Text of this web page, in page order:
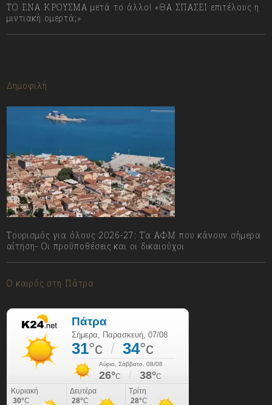
ΤΟ ΕΝΑ ΚΡΟΥΣΜΑ μετά το άλλο! «ΘΑ ΣΠΑΣΕΙ επιτέλους η
μιντιακή ομερτά;»
Δημοφιλή
Τουρισμός για όλους 2026-27: Τα ΑΦΜ που κάνουν σήμερα
αίτηση- Οι προϋποθέσεις και οι δικαιούχοι
Ο καιρός στη Πάτρα